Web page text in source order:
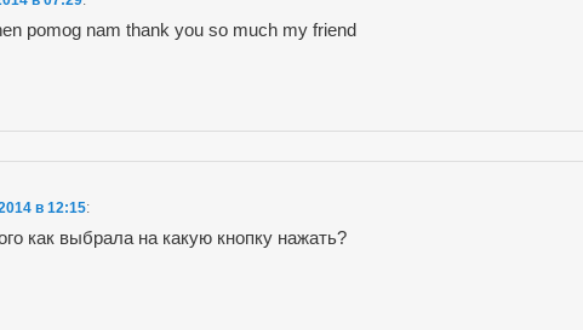
pomog nam thank you so much my friend
в 12:15:
как выбрала на какую кнопку нажать?